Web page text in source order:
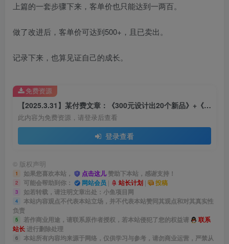
上篇的一套步骤下来，客单价也只能达到一两百。
做了改进后，客单价可达到500+，且已卖出。
记录下来，也算见证自己的成长。
【2025.3.31】某付费文章：《300元设计出20个新品》+《客单价500，利润300》
此内容为免费资源，请登录后查看
登录查看
免费资源
© 版权声明
1 如果您喜欢本站， 点击这儿赞助下本站，感谢支持！
2 可能会帮助到你： 网站会员 | 站长计划 | 投稿
3 如若转载，请注明文章出处：小鱼项目网
4
本站内容观点不代表本站立场，并不代表本站赞同其观点和对其真实性
负责
5 若作商业用途，请联系原作者授权，若本站侵犯了您的权益请
联系
站长进行删除处理
6
本站所有内容均来源于网络，仅供学习与参考，请勿商业运营，严禁从